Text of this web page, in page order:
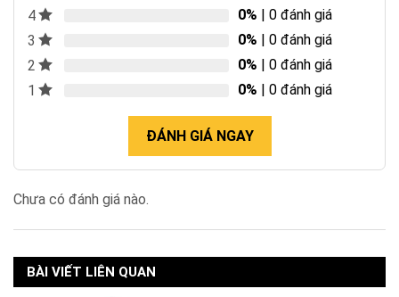
4
0% | 0 đánh giá
3
0% | 0 đánh giá
2
0% | 0 đánh giá
1
0% | 0 đánh giá
ĐÁNH GIÁ NGAY
Chưa có đánh giá nào.
BÀI VIẾT LIÊN QUAN